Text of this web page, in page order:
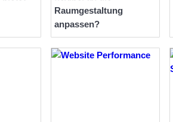
Raumgestaltung
anpassen?